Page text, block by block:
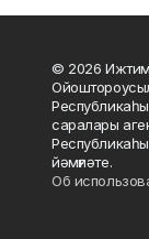
© 2026
саралары
йәмғиәте.
Об